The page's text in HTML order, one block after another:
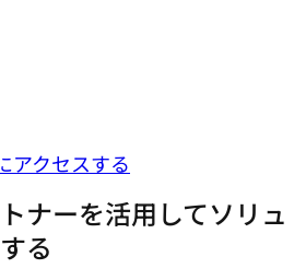
アクセスする
ナーを活用してソリュ
る